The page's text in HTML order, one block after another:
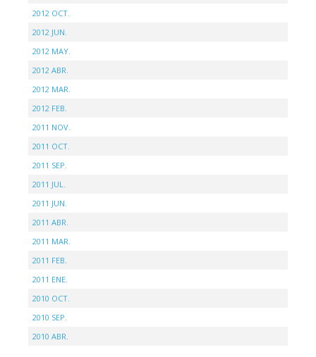
2012 OCT.
2012 JUN.
2012 MAY.
2012 ABR.
2012 MAR.
2012 FEB.
2011 NOV.
2011 OCT.
2011 SEP.
2011 JUL.
2011 JUN.
2011 ABR.
2011 MAR.
2011 FEB.
2011 ENE.
2010 OCT.
2010 SEP.
2010 ABR.